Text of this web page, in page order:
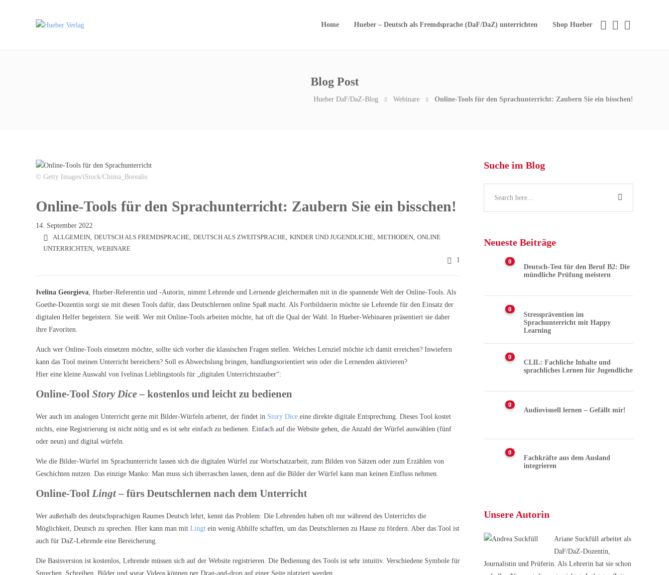
Home Hueber – Deutsch als Fremdsprache (DaF/DaZ) unterrichten Shop Hueber
Blog Post
Hueber DaF/DaZ-Blog Webinare Online-Tools für den Sprachunterricht: Zaubern Sie ein bisschen!
© Getty Images/iStock/Chima_Borealis
Online-Tools für den Sprachunterricht: Zaubern Sie ein bisschen!
14. September 2022
ALLGEMEIN, DEUTSCH ALS FREMDSPRACHE, DEUTSCH ALS ZWEITSPRACHE, KINDER UND JUGENDLICHE, METHODEN, ONLINE
UNTERRICHTEN, WEBINARE
1
Ivelina Georgieva, Hueber-Referentin und -Autorin, nimmt Lehrende und Lernende gleichermaßen mit in die spannende Welt der Online-Tools. Als
Goethe-Dozentin sorgt sie mit diesen Tools dafür, dass Deutschlernen online Spaß macht. Als Fortbildnerin möchte sie Lehrende für den Einsatz der
digitalen Helfer begeistern. Sie weiß: Wer mit Online-Tools arbeiten möchte, hat oft die Qual der Wahl. In Hueber-Webinaren präsentiert sie daher
ihre Favoriten.
Auch wer Online-Tools einsetzen möchte, sollte sich vorher die klassischen Fragen stellen. Welches Lernziel möchte ich damit erreichen? Inwiefern
kann das Tool meinen Unterricht bereichern? Soll es Abwechslung bringen, handlungsorientiert sein oder die Lernenden aktivieren?
Hier eine kleine Auswahl von Ivelinas Lieblingstools für „digitalen Unterrichtszauber“:
Online-Tool Story Dice – kostenlos und leicht zu bedienen
Wer auch im analogen Unterricht gerne mit Bilder-Würfeln arbeitet, der findet in Story Dice eine direkte digitale Entsprechung. Dieses Tool kostet
nichts, eine Registrierung ist nicht nötig und es ist sehr einfach zu bedienen. Einfach auf die Website gehen, die Anzahl der Würfel auswählen (fünf
oder neun) und digital würfeln.
Wie die Bilder-Würfel im Sprachunterricht lassen sich die digitalen Würfel zur Wortschatzarbeit, zum Bilden von Sätzen oder zum Erzählen von
Geschichten nutzen. Das einzige Manko: Man muss sich überraschen lassen, denn auf die Bilder der Würfel kann man keinen Einfluss nehmen.
Online-Tool Lingt– fürs Deutschlernen nach dem Unterricht
Wer außerhalb des deutschsprachigen Raumes Deutsch lehrt, kennt das Problem: Die Lehrenden haben oft nur während des Unterrichts die
Möglichkeit, Deutsch zu sprechen. Hier kann man mit Lingt ein wenig Abhilfe schaffen, um das Deutschlernen zu Hause zu fördern. Aber das Tool ist
auch für DaZ-Lehrende eine Bereicherung.
Die Basisversion ist kostenlos, Lehrende müssen sich auf der Website registrieren. Die Bedienung des Tools ist sehr intuitiv. Verschiedene Symbole für
Sprechen, Schreiben, Bilder und sogar Videos können per Drag-and-drop auf einer Seite platziert werden.
Suche im Blog
Neueste Beiträge
0
Deutsch-Test für den Beruf B2: Die
mündliche Prüfung meistern
0
Stressprävention im
Sprachunterricht mit Happy
Learning
0
CLIL: Fachliche Inhalte und
sprachliches Lernen für Jugendliche
0
Audiovisuell lernen – Gefällt mir!
0
Fachkräfte aus dem Ausland
integrieren
Unsere Autorin
Ariane Suckfüll arbeitet als
DaF/DaZ-Dozentin,
Journalistin und Prüferin. Als Lehrerin hat sie schon